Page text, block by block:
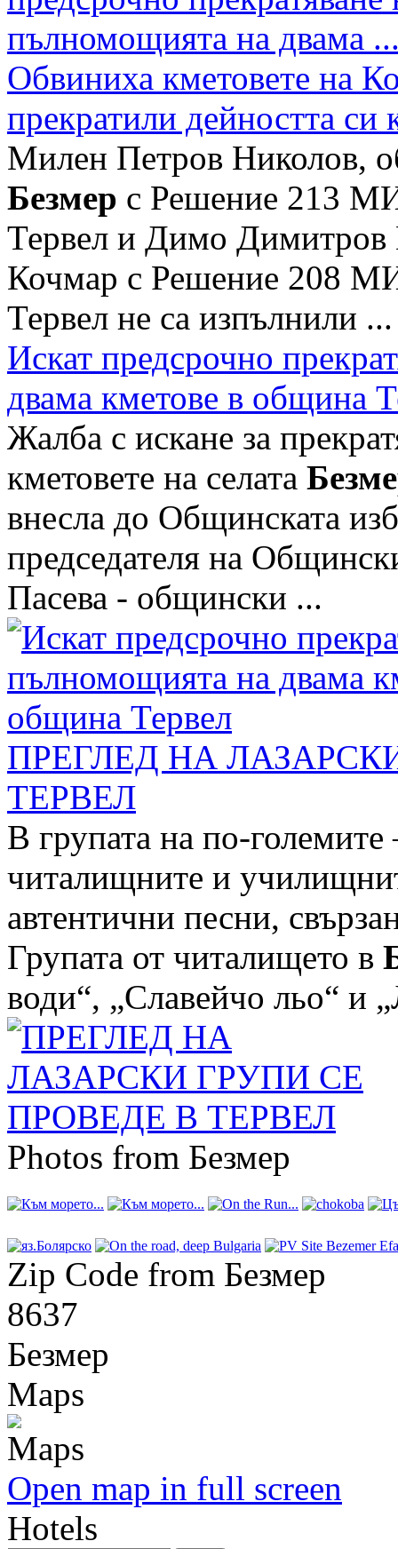
Обвиниха кметовете на
прекратили дейността си
Милен Петров Николов,
Безмер с Решение 213
Тервел и Димо Димитров
Кочмар с Решение 208
Тервел не са изпълнили ...
Искат предсрочно
двама кметове в община
Жалба с искане за
кметовете на селата
внесла до Общинската
председателя на
Пасева - общински ...
ПРЕГЛЕД НА
ТЕРВЕЛ
В групата на по-големите
читалищните и
автентични песни,
Групата от читалището в
води“, „Славейчо льо“ и
Photos from Безмер
Zip Code from Безмер
8637
Безмер
Maps
Open map in full screen
Hotels